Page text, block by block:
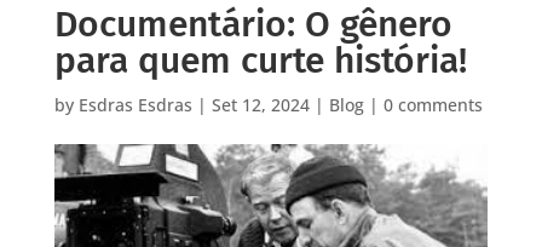
Documentário: O gênero
para quem curte história!
by Esdras Esdras | Set 12, 2024| Blog| 0 comments